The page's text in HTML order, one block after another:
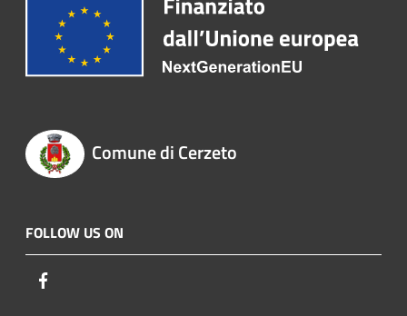
Comune di Cerzeto
FOLLOW US ON